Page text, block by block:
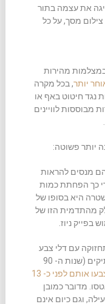
את עצמה בתור
מסך, על כל
מהירות
יותר, בכל מקרה
נגד חיטוט באף או
מבוססות לוויינים
יותר פשוטה:
מנסים להראות
כך הפחתת כמות
היא בסופו של
מהתדמית הזו של
בפייק ניוז.
עם דלי צבע
וסולם כדי לצבוע את הדחלילים העתיקים (שנות ה- 90
בדיוק כמו שהם צבעו אותם לפני כ- 13
מדובר כמובן
וגם כיום אינם